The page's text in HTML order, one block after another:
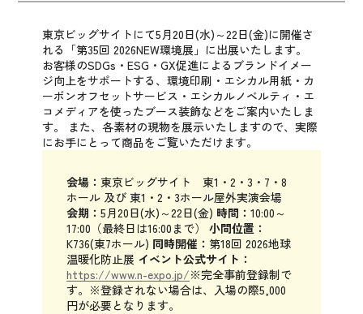
東京ビッグサイトにて5月20日(水)～22日(金)に開催さ
れる「第35回 2026NEW環境展」に出展いたします。
お客様のSDGs・ESG・GX促進によるブランドイメー
ジ向上をサポートする、環境印刷・エシカル用紙・カ
ーボンオフセットサービス・エシカルノベルティ・エ
コメディアを使ったブース装飾などをご案内いたしま
す。
また、各素材の現物を展示いたしますので、実際
にお手にとって商品をご覧いただけます。
会場：東京ビッグサイト 東1・2・3・7・8
ホール 及び 東1・2・3ホール屋外実演会場
会期：5月20日(水)～22日(金) 時間：10:00～
17:00（最終日は16:00まで）
小間位置：
K736(東7ホール) 同時開催： 第18回 2026地球
温暖化防止展 イベント公式サイト：
https://www.n-expo.jp/※完全事前登録制で
す。 ※登録されない場合は、入場の際5,000
円が必要となります。